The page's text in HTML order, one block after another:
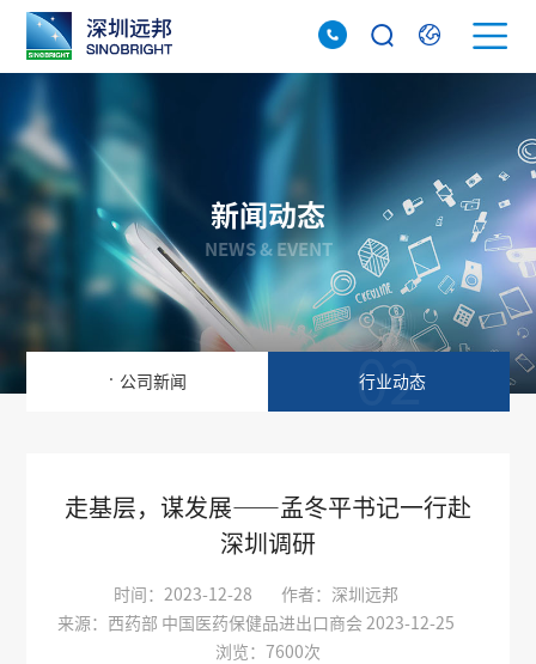
新闻动态
NEWS & EVENT
. 公司新闻
01 行业动态
02
走基层，谋发展——孟冬平书记一行赴
深圳调研
时间：2023-12-28
作者：深圳远邦
来源：西药部 中国医药保健品进出口商会 2023-12-25
浏览：7600次